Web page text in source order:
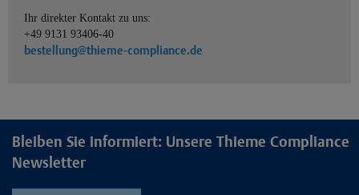
Ihr direkter Kontakt zu uns:
+49 9131 93406-40
bestellung@thieme-compliance.de
Bleiben Sie informiert: Unsere Thieme Compliance
Newsletter